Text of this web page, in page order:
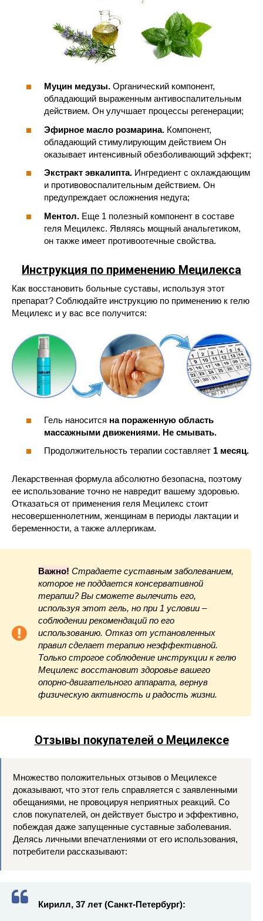
Муцин медузы. Органический компонент,
обладающий выраженным антивоспалительным
действием. Он улучшает процессы регенерации;
Эфирное масло розмарина. Компонент,
обладающий стимулирующим действием Он
оказывает интенсивный обезболивающий эффект;
Экстракт эвкалипта. Ингредиент с охлаждающим
и противовоспалительным действием. Он
предупреждает осложнения недуга;
Ментол. Еще 1 полезный компонент в составе
геля Мецилекс. Являясь мощный анальгетиком,
он также имеет противоотечные свойства.
Инструкция по применению Мецилекса
Как восстановить больные суставы, используя этот
препарат? Соблюдайте инструкцию по применению к гелю
Мецилекс и у вас все получится:
Гель наносится на пораженную область
массажными движениями. Не смывать.
Продолжительность терапии составляет 1 месяц.
Лекарственная формула абсолютно безопасна, поэтому
ее использование точно не навредит вашему здоровью.
Отказаться от применения геля Мецилекс стоит
несовершеннолетним, женщинам в периоды лактации и
беременности, а также аллергикам.
Важно! Страдаете суставным заболеванием,
которое не поддается консервативной
терапии? Вы сможете вылечить его,
используя этот гель, но при 1 условии –
соблюдении рекомендаций по его
использованию. Отказ от установленных
правил сделает терапию неэффективной.
Только строгое соблюдение инструкции к гелю
Мецилекс восстановит здоровье вашего
опорно-двигательного аппарата, вернув
физическую активность и радость жизни.
Отзывы покупателей о Мецилексе
Множество положительных отзывов о Мецилексе
доказывают, что этот гель справляется с заявленными
обещаниями, не провоцируя неприятных реакций. Со
слов покупателей, он действует быстро и эффективно,
побеждая даже запущенные суставные заболевания.
Делясь личными впечатлениями от его использования,
потребители рассказывают:
Кирилл, 37 лет (Санкт-Петербург):